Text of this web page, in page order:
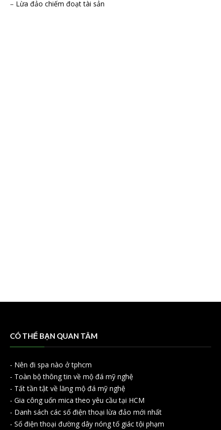
– Lừa đảo chiếm đoạt tài sản
CÓ THỂ BẠN QUAN TÂM
- Nên đi spa nào ở tphcm
- Toàn bộ thông tin về mộ đá mỹ nghệ
- Tất tần tật về lăng mộ đá mỹ nghệ
- Gia công uốn mica theo yêu cầu tại HCM
- Danh sách các số điện thoại lừa đảo mới nhất
- Số điện thoại đường dây nóng tố giác tội phạm